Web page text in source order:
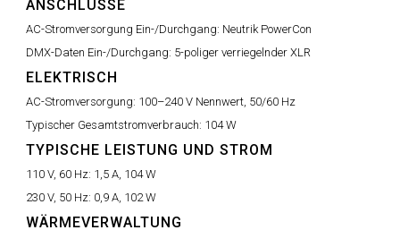
ANSCHLÜSSE
AC-Stromversorgung Ein-/Durchgang: Neutrik PowerCon
DMX-Daten Ein-/Durchgang: 5-poliger verriegelnder XLR
ELEKTRISCH
AC-Stromversorgung: 100–240 V Nennwert, 50/60 Hz
Typischer Gesamtstromverbrauch: 104 W
TYPISCHE LEISTUNG UND STROM
110 V, 60 Hz: 1,5 A, 104 W
230 V, 50 Hz: 0,9 A, 102 W
WÄRMEVERWALTUNG